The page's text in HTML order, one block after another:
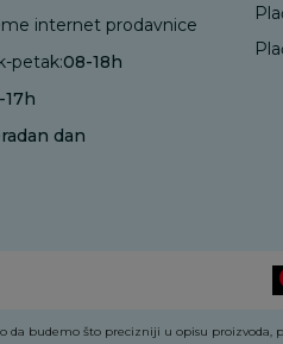
internet prodavnice
petak:08-18h
dan
da budemo što precizniji u opisu proizvoda,